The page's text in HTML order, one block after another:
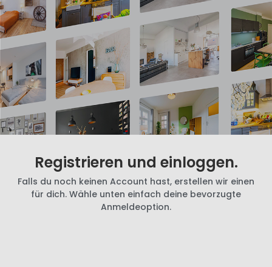
Registrieren und einloggen.
Falls du noch keinen Account hast, erstellen wir einen
für dich. Wähle unten einfach deine bevorzugte
Anmeldeoption.